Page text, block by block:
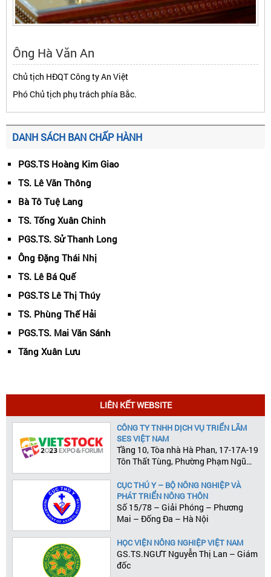
Ông Hà Văn An
Chủ tịch HĐQT Công ty An Việt
Phó Chủ tịch phụ trách phía Bắc.
DANH SÁCH BAN CHẤP HÀNH
PGS.TS Hoàng Kim Giao
TS. Lê Văn Thông
Bà Tô Tuệ Lang
TS. Tống Xuân Chinh
PGS.TS. Sử Thanh Long
Ông Đặng Thái Nhị
TS. Lê Bá Quế
PGS.TS Lê Thị Thúy
TS. Phùng Thế Hải
PGS.TS. Mai Văn Sánh
Tăng Xuân Lưu
LIÊN KẾT WEBSITE
CÔNG TY TNHH DỊCH VỤ TRIỂN LÃM
SES VIỆT NAM
Tầng 10, Tòa nhà Hà Phan, 17-17A-19
Tôn Thất Tùng, Phường Phạm Ngũ
CỤC THÚ Y – BỘ NÔNG NGHIỆP VÀ
PHÁT TRIỂN NÔNG THÔN
Số 15/78 – Giải Phóng – Phương
Mai – Đống Đa – Hà Nội
HỌC VIỆN NÔNG NGHIỆP VIỆT NAM
GS.TS.NGƯT Nguyễn Thị Lan – Giám
đốc